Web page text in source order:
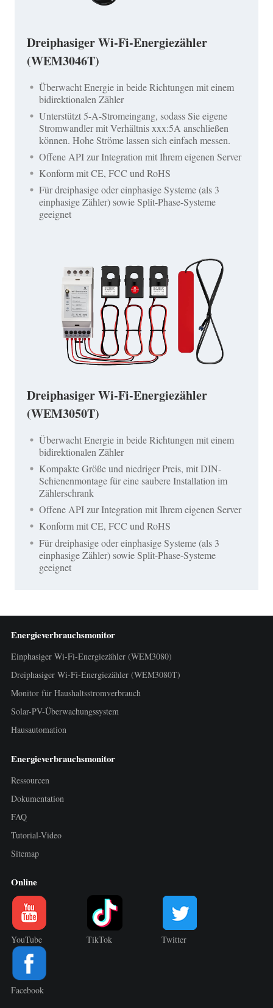
Dreiphasiger Wi-Fi-Energiezähler
(WEM3046T)
Überwacht Energie in beide Richtungen mit einem
bidirektionalen Zähler
Unterstützt 5-A-Stromeingang, sodass Sie eigene
Stromwandler mit Verhältnis xxx:5A anschließen
können. Hohe Ströme lassen sich einfach messen.
Offene API zur Integration mit Ihrem eigenen Server
Konform mit CE, FCC und RoHS
Für dreiphasige oder einphasige Systeme (als 3
einphasige Zähler) sowie Split-Phase-Systeme
geeignet
Dreiphasiger Wi-Fi-Energiezähler
(WEM3050T)
Überwacht Energie in beide Richtungen mit einem
bidirektionalen Zähler
Kompakte Größe und niedriger Preis, mit DIN-
Schienenmontage für eine saubere Installation im
Zählerschrank
Offene API zur Integration mit Ihrem eigenen Server
Konform mit CE, FCC und RoHS
Für dreiphasige oder einphasige Systeme (als 3
einphasige Zähler) sowie Split-Phase-Systeme
geeignet
Energieverbrauchsmonitor
Einphasiger Wi-Fi-Energiezähler (WEM3080)
Dreiphasiger Wi-Fi-Energiezähler (WEM3080T)
Monitor für Haushaltsstromverbrauch
Solar-PV-Überwachungssystem
Hausautomation
Energieverbrauchsmonitor
Ressourcen
Dokumentation
FAQ
Tutorial-Video
Sitemap
Online
YouTube TikTok Twitter
Facebook